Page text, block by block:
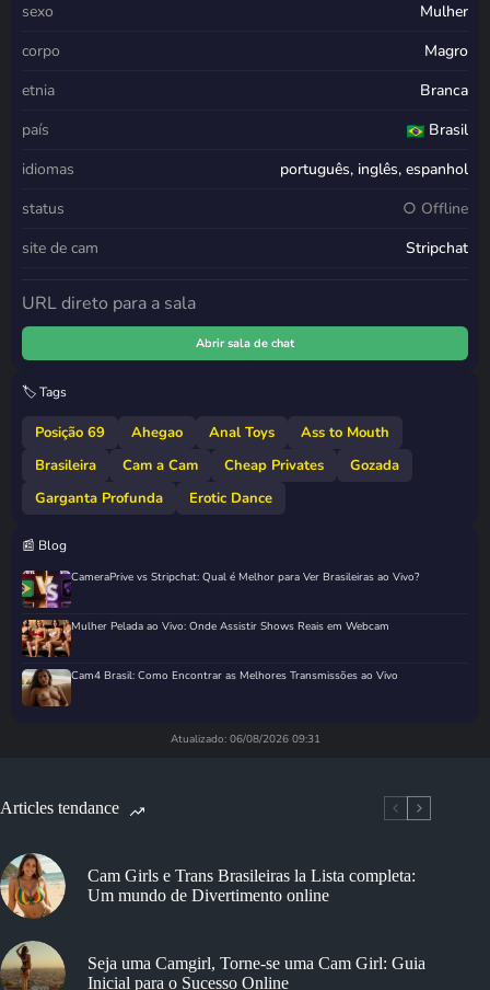
sexo
Mulher
corpo
Magro
etnia
Branca
país
Brasil
idiomas
português, inglês, espanhol
status
○ Offline
site de cam
Stripchat
URL direto para a sala
Abrir sala de chat
🏷️ Tags
Posição 69 Ahegao Anal Toys
Ass to Mouth
Brasileira
Cam a Cam Cheap Privates
Gozada
Garganta Profunda
Erotic Dance
📰 Blog
CameraPrive vs Stripchat: Qual é Melhor para Ver Brasileiras ao Vivo?
Mulher Pelada ao Vivo: Onde Assistir Shows Reais em Webcam
Cam4 Brasil: Como Encontrar as Melhores Transmissões ao Vivo
Atualizado: 06/08/2026 09:31
Articles tendance
Cam Girls e Trans Brasileiras la Lista completa:
Um mundo de Divertimento online
Seja uma Camgirl, Torne-se uma Cam Girl: Guia
Inicial para o Sucesso Online